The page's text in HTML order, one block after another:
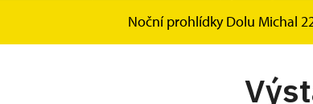
Noční prohlídky Dolu Michal